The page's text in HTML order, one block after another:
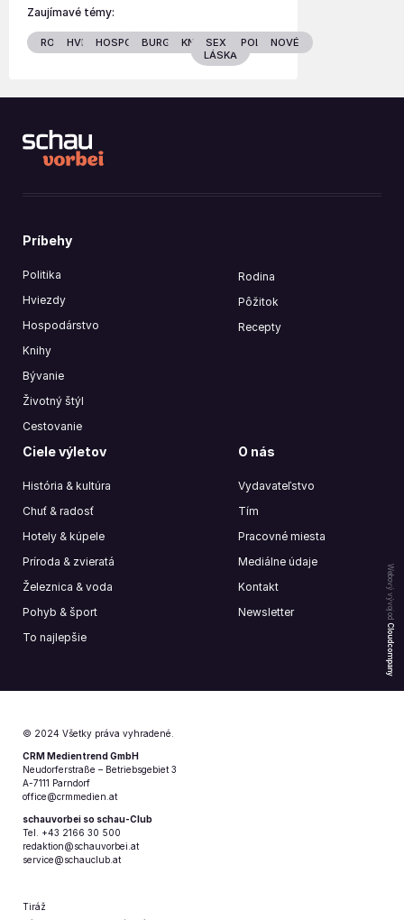
Zaujímavé témy:
RODINAHVIEZDYHOSPODÁRSTVO
BURGENLAND
KNIHYSEX &
LÁSKA
POLITIKA
NOVÉ
Webový vývoj od
Cloudcompany
Príbehy
Politika
Hviezdy
Hospodárstvo
Knihy
Bývanie
Životný štýl
Cestovanie
Rodina
Pôžitok
Recepty
Ciele výletov
História & kultúra
Chuť & radosť
Hotely & kúpele
Príroda & zvieratá
Železnica & voda
Pohyb & šport
To najlepšie
O nás
Vydavateľstvo
Tím
Pracovné miesta
Mediálne údaje
Kontakt
Newsletter
© 2024 Všetky práva vyhradené.
CRM Medientrend GmbH
Neudorferstraße – Betriebsgebiet 3
A-7111 Parndorf
office@crmmedien.at
schauvorbei so schau-Club
Tel. +43 2166 30 500
redaktion@schauvorbei.at
service@schauclub.at
Tiráž